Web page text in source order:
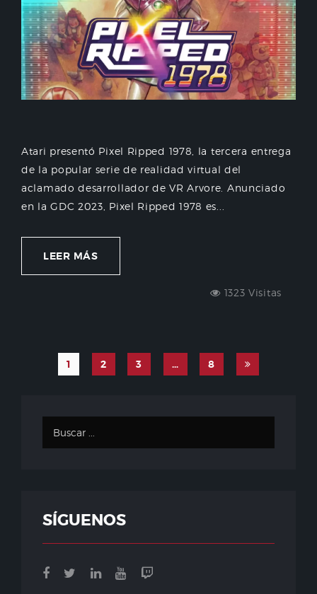
Atari presentó Pixel Ripped 1978, la tercera entrega
de la popular serie de realidad virtual del
aclamado desarrollador de VR Arvore. Anunciado
en la GDC 2023, Pixel Ripped 1978 es...
LEER MÁS
1323 Visitas
1 2 3 … 8
SÍGUENOS